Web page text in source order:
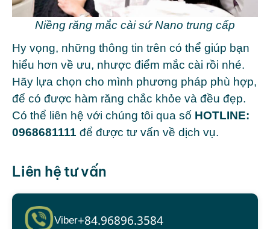
Niềng răng mắc cài sứ Nano trung cấp
Hy vọng, những thông tin trên có thể giúp bạn
hiểu hơn về ưu, nhược điểm mắc cài rồi nhé.
Hãy lựa chọn cho mình phương pháp phù hợp,
để có được hàm răng chắc khỏe và đều đẹp.
Có thể liên hệ với chúng tôi qua số HOTLINE:
0968681111 để được tư vấn về dịch vụ.
Liên hệ tư vấn
Viber+84.96896.3584